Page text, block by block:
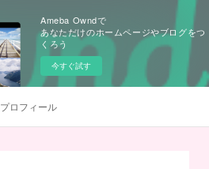
Ameba Owndで
あなただけのホームページやブログをつ
くろう
今すぐ試す
プロフィール